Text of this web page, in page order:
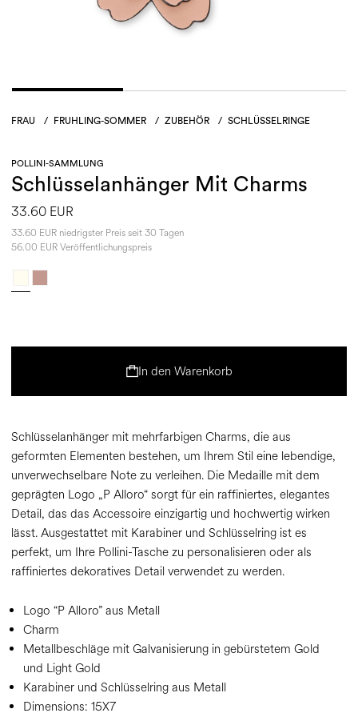
FRAU / FRUHLING-SOMMER / ZUBEHÖR / SCHLÜSSELRINGE
POLLINI-SAMMLUNG
Schlüsselanhänger Mit Charms
33.60 EUR
33.60 EUR niedrigster Preis seit 30 Tagen
56.00 EUR Veröffentlichungspreis
In den Warenkorb
Schlüsselanhänger mit mehrfarbigen Charms, die aus
geformten Elementen bestehen, um Ihrem Stil eine lebendige,
unverwechselbare Note zu verleihen. Die Medaille mit dem
geprägten Logo „P Alloro“ sorgt für ein raffiniertes, elegantes
Detail, das das Accessoire einzigartig und hochwertig wirken
lässt. Ausgestattet mit Karabiner und Schlüsselring ist es
perfekt, um Ihre Pollini-Tasche zu personalisieren oder als
raffiniertes dekoratives Detail verwendet zu werden.
Logo “P Alloro” aus Metall
Charm
Metallbeschläge mit Galvanisierung in gebürstetem Gold
und Light Gold
Karabiner und Schlüsselring aus Metall
Dimensions: 15X7